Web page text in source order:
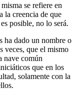
se refiere en
la creencia de que
posible, no lo será.
ha dado un nombre o
veces, que el mismo
nave común
que en los
solamente con la